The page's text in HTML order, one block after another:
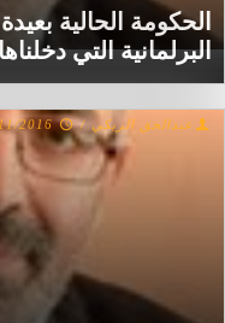
الحكومة الحالية
البرلمانية التي
عبدالحق الريكي /
2016